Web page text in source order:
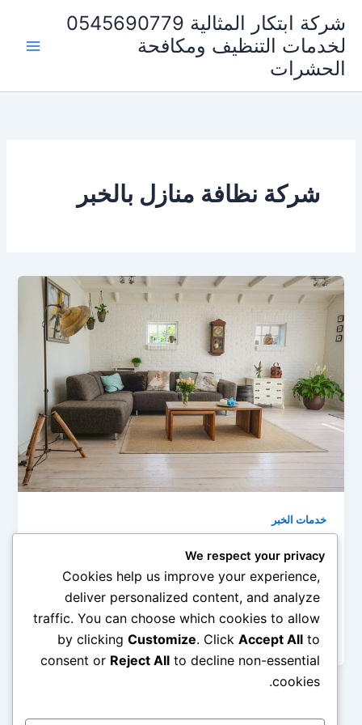
المحتوى
شركة ابتكار المثالية 0545690779
لخدمات التنظيف ومكافحة
الحشرات
شركة نظافة منازل بالخبر
خدمات الخبر
شركة تنظيف منازل بالخبر 0545690779
admin
/مايو 19, 2020
نقدم لكم أعزائنا القراء شركة تنظيف منازل بالخبر التي
تقدم الخدمات المتكاملة لتنظيف المنازل وتعقيمها فإذا
رغبتم في الحصول على […]
We respect your privacy
Cookies help us improve your experience,
deliver personalized content, and analyze
traffic. You can choose which cookies to allow
by clickingCustomize. ClickAccept All to
consent or Reject All to decline non-essential
cookies.